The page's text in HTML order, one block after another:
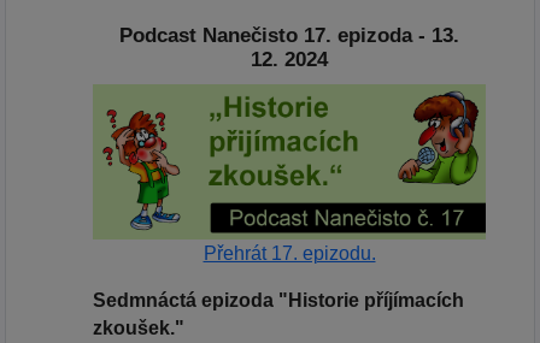
Podcast Nanečisto 17. epizoda - 13.
12. 2024
Přehrát 17. epizodu.
Sedmnáctá epizoda "Historie příjímacích
zkoušek."